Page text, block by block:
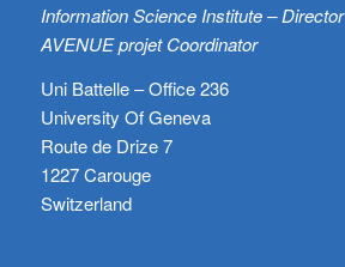
Information Science Institute – Director
AVENUE projet Coordinator
Uni Battelle – Office 236
University Of Geneva
Route de Drize 7
1227 Carouge
Switzerland